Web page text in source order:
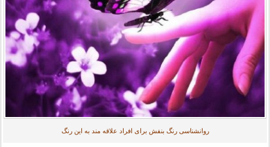
روانشناسی رنگ بنفش برای افراد علاقه مند به این رنگ